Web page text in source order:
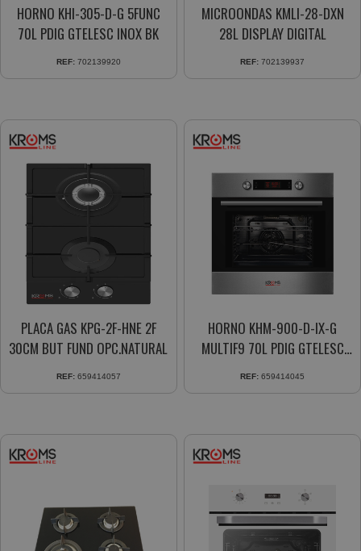
HORNO KHI-305-D-G 5FUNC
70L PDIG GTELESC INOX BK
REF: 702139920
MICROONDAS KMLI-28-DXN
28L DISPLAY DIGITAL
REF: 702139937
PLACA GAS KPG-2F-HNE 2F
30CM BUT FUND OPC.NATURAL
REF: 659414057
HORNO KHM-900-D-IX-G
MULTIF9 70L PDIG GTELESC
REF: 659414045